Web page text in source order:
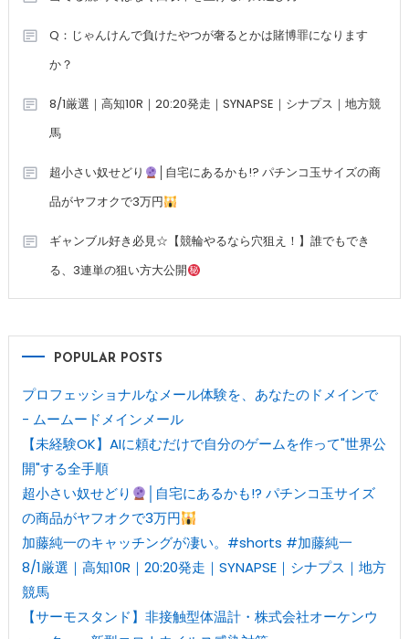
Q：じゃんけんで負けたやつが奢るとかは賭博罪になります
か？
8/1厳選｜高知10R｜20:20発走｜SYNAPSE｜シナプス｜地方競
馬
超小さい奴せどり
│自宅にあるかも!? パチンコ玉サイズの商
品がヤフオクで3万円
ギャンブル好き必見☆【競輪やるなら穴狙え！】誰でもでき
る、3連単の狙い方大公開
POPULAR POSTS
プロフェッショナルなメール体験を、あなたのドメインで
- ムームードメインメール
【未経験OK】AIに頼むだけで自分のゲームを作って"世界公
開"する全手順
超小さい奴せどり
│自宅にあるかも!? パチンコ玉サイズ
の商品がヤフオクで3万円
加藤純一のキャッチングが凄い。#shorts #加藤純一
8/1厳選｜高知10R｜20:20発走｜SYNAPSE｜シナプス｜地方
競馬
【サーモスタンド】非接触型体温計・株式会社オーケンウ